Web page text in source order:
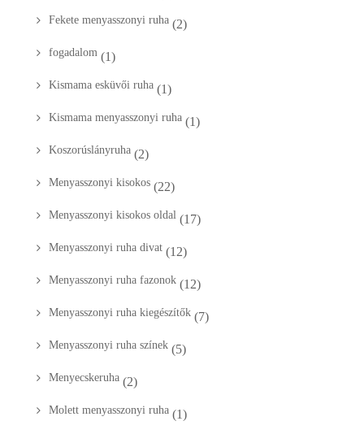
Fekete menyasszonyi ruha (2)
fogadalom (1)
Kismama esküvői ruha (1)
Kismama menyasszonyi ruha (1)
Koszorúslányruha (2)
Menyasszonyi kisokos (22)
Menyasszonyi kisokos oldal (17)
Menyasszonyi ruha divat (12)
Menyasszonyi ruha fazonok (12)
Menyasszonyi ruha kiegészítők (7)
Menyasszonyi ruha színek (5)
Menyecskeruha (2)
Molett menyasszonyi ruha (1)